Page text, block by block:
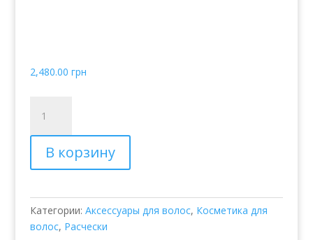
2,480.00 грн
товара
Spa
щетка
со
щетиной
–
Balmain
В корзину
Категории: Аксессуары для волос, Косметика для
волос, Расчески